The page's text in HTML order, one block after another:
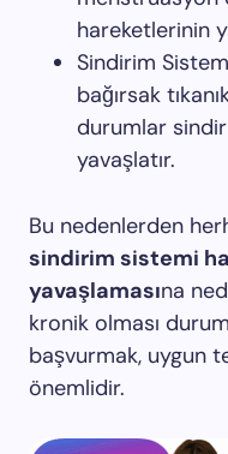
hareketlerinin
Sindirim
bağırsak
durumlar
yavaşlatır.
Bu nedenlerden
sindirim sistemi
yavaşlamasına
kronik olması
başvurmak, uygun
önemlidir.